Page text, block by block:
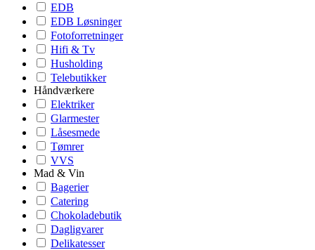
EDB
EDB Løsninger
Fotoforretninger
Hifi & Tv
Husholding
Telebutikker
Håndværkere
Elektriker
Glarmester
Låsesmede
Tømrer
VVS
Mad & Vin
Bagerier
Catering
Chokoladebutik
Dagligvarer
Delikatesser